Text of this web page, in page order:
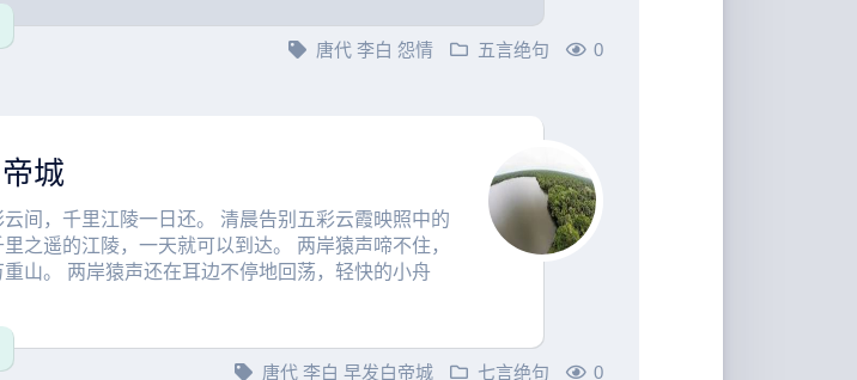
唐代 李白 怨情 五言绝句 0
城
间，千里江陵一日还。 清晨告别五彩云霞映照中的
之遥的江陵，一天就可以到达。 两岸猿声啼不住，
山。 两岸猿声还在耳边不停地回荡，轻快的小舟
唐代 李白 早发白帝城 七言绝句 0